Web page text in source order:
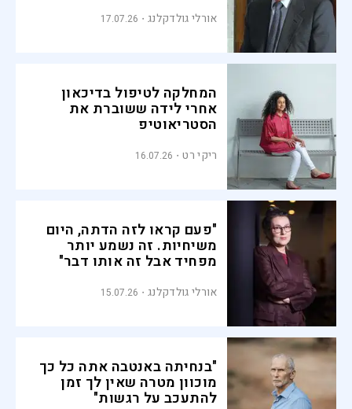
אורלי גולדקלנג 17.07.26
המחלקה לטיפול בדיכאון
אחרי לידה ששוברת את
הסטריאוטיפ
ריקי רט 16.07.26
"פעם קראו לזה הדתה, היום
משיחיות. זה נשמע יותר
מפחיד אבל זה אותו דבר"
אורלי גולדקלנג 15.07.26
"בנחיתה באנטבה אתה כל כך
מוכוון מטרה שאין לך זמן
להתעכב על רגשות"